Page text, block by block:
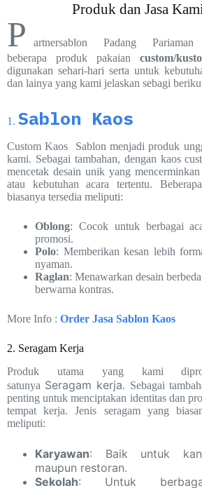
Produk dan Jasa
P
artnersablon Padang Pariaman
beberapa produk pakaiancustom/
digunakan sehari-hari serta untuk
dan lainya yang kami jelaskan sebagi
1. Sablon Kaos
Custom Kaos Sablon menjadi produk
kami. Sebagai tambahan, dengan kaos
mencetak desain unik yang
atau kebutuhan acara tertentu.
biasanya tersedia meliputi:
Oblong: Cocok untuk berbagai
promosi.
Polo: Memberikan kesan lebih
nyaman.
Raglan: Menawarkan desain
berwarna kontras.
More Info : Order Jasa Sablon Kaos
2. Seragam Kerja
Produk utama yang kami
satunya Seragam kerja. Sebagai
penting untuk menciptakan identitas dan
tempat kerja. Jenis seragam yang
meliputi:
Karyawan: Baik untuk
maupun restoran.
Sekolah: Untuk